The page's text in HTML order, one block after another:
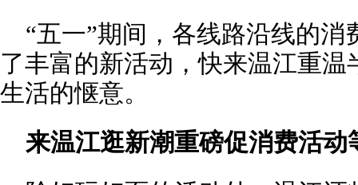
“五一”期间，各线路沿线的
了丰富的新活动，快来温江重温
生活的惬意。
来温江逛新潮重磅促消费活动